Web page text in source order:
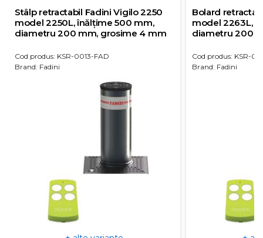
Stâlp retractabil Fadini Vigilo 2250
model 2250L, înălțime 500 mm,
diametru 200 mm, grosime 4 mm
Cod produs: KSR-0013-FAD
Brand: Fadini
Bolard
model 2263L,
diametru 200
Cod produs: KSR-
Brand: Fadini